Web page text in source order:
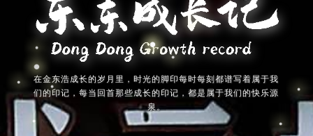
在金东浩成长的岁月里，时光的脚印每时每刻都谱写着属于我
们的印记，每当回首那些成长的印记，都是属于我们的快乐源
泉。